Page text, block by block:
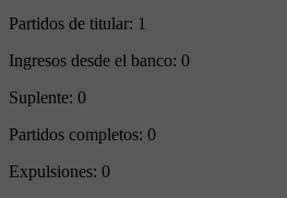
Partidos de titular: 1
Ingresos desde el banco: 0
Suplente: 0
Partidos completos: 0
Expulsiones: 0